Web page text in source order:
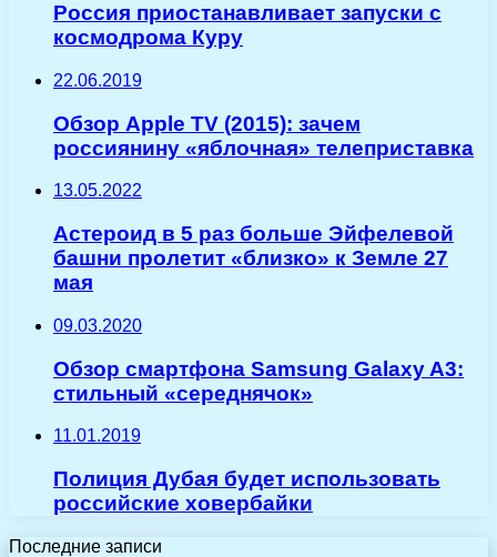
Россия приостанавливает запуски с
космодрома Куру
22.06.2019
Обзор Apple TV (2015): зачем
россиянину «яблочная» телеприставка
13.05.2022
Астероид в 5 раз больше Эйфелевой
башни пролетит «близко» к Земле 27
мая
09.03.2020
Обзор смартфона Samsung Galaxy A3:
стильный «середнячок»
11.01.2019
Полиция Дубая будет использовать
российские ховербайки
Последние записи